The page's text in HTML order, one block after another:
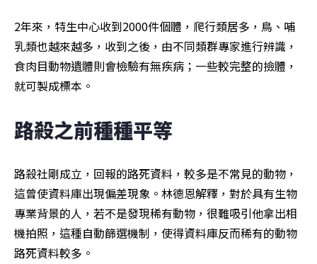
2年來，特生中心收到2000件個體，爬行類居多，鳥、哺
乳類也越來越多，收到之後，由不同類群專家進行辨識，
食肉目動物遺體則會檢驗有無疾病；一些較完整的撿體，
就可製成標本。
路殺之前種種平等
路殺社剛成立，回報的路死資料，較多是不常見的動物，
這曾使資料庫出現偏差現象。林德恩解釋，對於具有生物
專業背景的人，若不是發現稀有動物，很難吸引他拿出相
機拍照，這種自動篩選機制，使得資料庫反而稀有的動物
路死資料較多。